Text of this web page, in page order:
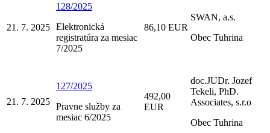
21. 7. 2025
128/2025
Elektronická
registratúra za mesiac
7/2025
86,10 EUR
SWAN, a.s.
Obec Tuhrina
21. 7. 2025
127/2025
Pravne služby za
mesiac 6/2025
492,00
EUR
doc.JUDr. Jozef
Tekeli, PhD.
Associates, s.r.o
Obec Tuhrina